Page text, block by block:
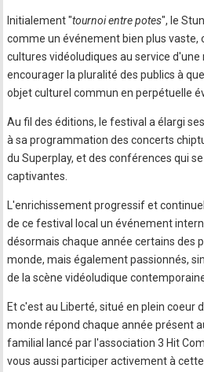
Initialement "tournoi entre potes", le
comme un événement bien plus vaste,
cultures vidéoludiques au service
encourager la pluralité des publics à
objet culturel commun en perpétuelle
Au fil des éditions, le festival a élargi
à sa programmation des concerts
du Superplay, et des conférences qui
captivantes.
L'enrichissement progressif et
de ce festival local un événement
désormais chaque année certains des
monde, mais également passionnés,
de la scène vidéoludique
Et c'est au Liberté, situé en plein coeur
monde répond chaque année présent
familial lancé par l'association 3 Hit
vous aussi participer activement à